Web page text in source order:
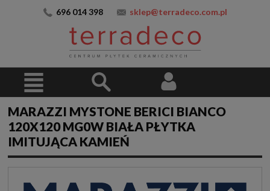
696 014 398 sklep@terradeco.com.pl
MARAZZI MYSTONE BERICI BIANCO
120X120 MG0W BIAŁA PŁYTKA
IMITUJĄCA KAMIEŃ